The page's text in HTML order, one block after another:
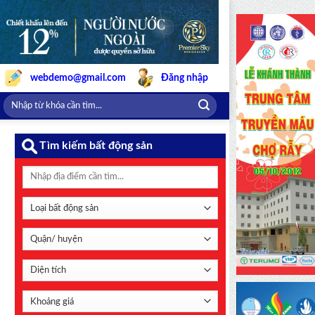
webdemo@gmail.com Đăng nhập
Tìm kiếm bất động sản